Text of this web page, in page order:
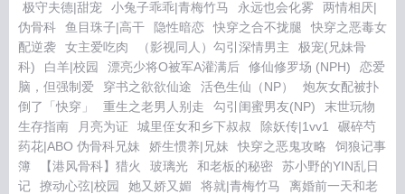
极守夫德|甜宠
小兔子乖乖|青梅竹马 永远也会化雾
两情相厌|
伪骨科
鱼目珠子|高干 隐性暗恋 快穿之合不拢腿
快穿之恶毒女
配逆袭
女主爱吃肉 （影视同人）勾引深情男主
极宠(兄妹骨
科)
白羊|校园 漂亮少将O被军A灌满后 修仙修罗场 (NPH)
恋爱
脑，但强制爱
穿书之欲欲仙途 活色生仙（NP）
炮灰女配被扑
倒了「快穿」
重生之老男人别走 勾引闺蜜男友(NP)
末世玩物
生存指南
月亮为证 城里侄女和乡下叔叔 除妖传|1vv1
碾碎芍
药花|ABO 伪骨科兄妹
娇生惯养|兄妹 快穿之恶鬼攻略
饲狼记事
簿
【港风骨科】猎火 玻璃光 和老板的秘密
苏小野的YIN乱日
记
撩动心弦|校园 她又娇又媚 将就|青梅竹马
离婚前一天和老